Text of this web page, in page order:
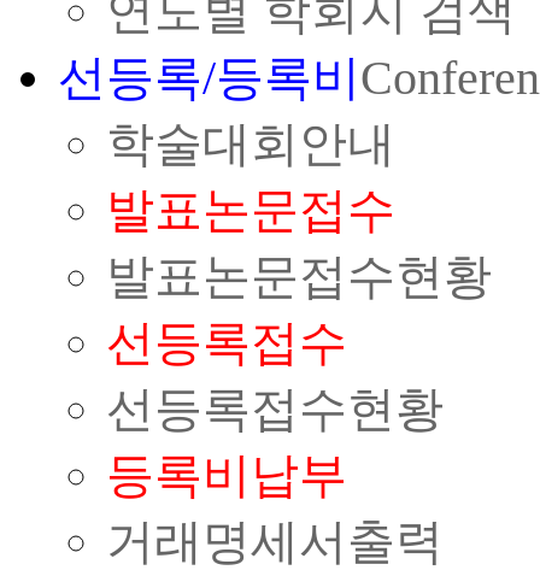
연도별 학회지 검색
선등록/등록비
학술대회안내
발표논문접수
발표논문접수현황
선등록접수
선등록접수현황
등록비납부
거래명세서출력